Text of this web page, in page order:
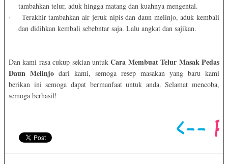
tambahkan telur, aduk hingga matang dan kuahnya mengental.
·
Terakhir tambahkan air jeruk nipis dan daun melinjo, aduk kembali
dan didihkan kembali sebebntar saja. Lalu angkat dan sajikan.
Dan kami rasa cukup sekian untukCara Membuat Telur Masak Pedas
Daun Melinjo dari kami, semoga resep masakan yang baru kami
berikan ini semoga dapat bermanfaat untuk anda. Selamat mencoba,
semoga berhasil!